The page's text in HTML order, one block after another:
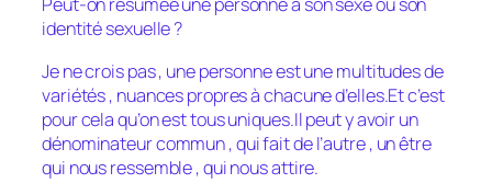
Peut-on résumée une personne à son sexe ou son
identité sexuelle ?
Je ne crois pas , une personne est une multitudes de
variétés , nuances propres à chacune d’elles.Et c’est
pour cela qu’on est tous uniques.Il peut y avoir un
dénominateur commun , qui fait de l’autre , un être
qui nous ressemble , qui nous attire.